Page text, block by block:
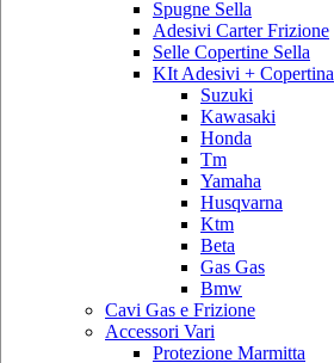
Spugne Sella
Adesivi Carter Frizione
Selle Copertine Sella
KIt Adesivi + Copertina
Suzuki
Kawasaki
Honda
Tm
Yamaha
Husqvarna
Ktm
Beta
Gas Gas
Bmw
Cavi Gas e Frizione
Accessori Vari
Protezione Marmitta